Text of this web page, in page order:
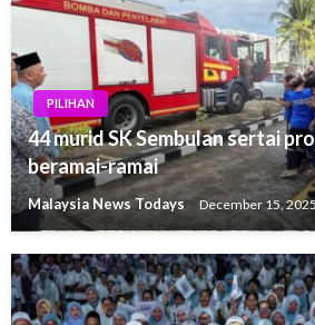
PILIHAN
44 murid SK Sembulan sertai
beramai-ramai
Malaysia News Todays December 15,